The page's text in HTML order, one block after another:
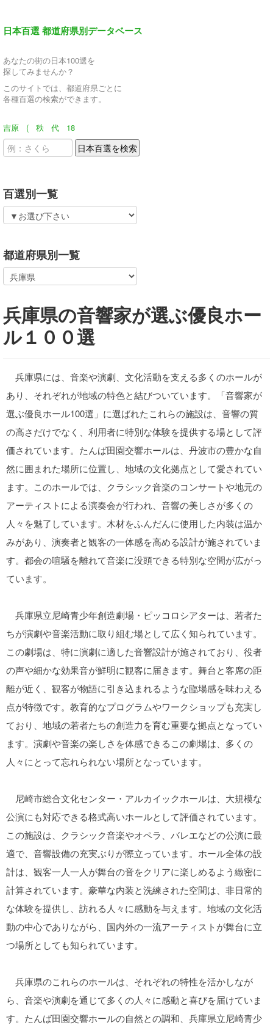
日本百選 都道府県別データベース
あなたの街の日本100選を
探してみませんか？
このサイトでは、都道府県ごとに
各種百選の検索ができます。
吉原 ( 秩 代 18
百選別一覧
都道府県別一覧
兵庫県の音響家が選ぶ優良ホー
ル１００選
兵庫県には、音楽や演劇、文化活動を支える多くのホールが
あり、それぞれが地域の特色と結びついています。「音響家が
選ぶ優良ホール100選」に選ばれたこれらの施設は、音響の質
の高さだけでなく、利用者に特別な体験を提供する場として評
価されています。たんば田園交響ホールは、丹波市の豊かな自
然に囲まれた場所に位置し、地域の文化拠点として愛されてい
ます。このホールでは、クラシック音楽のコンサートや地元の
アーティストによる演奏会が行われ、音響の美しさが多くの
人々を魅了しています。木材をふんだんに使用した内装は温か
みがあり、演奏者と観客の一体感を高める設計が施されていま
す。都会の喧騒を離れて音楽に没頭できる特別な空間が広がっ
ています。
兵庫県立尼崎青少年創造劇場・ピッコロシアターは、若者た
ちが演劇や音楽活動に取り組む場として広く知られています。
この劇場は、特に演劇に適した音響設計が施されており、役者
の声や細かな効果音が鮮明に観客に届きます。舞台と客席の距
離が近く、観客が物語に引き込まれるような臨場感を味わえる
点が特徴です。教育的なプログラムやワークショップも充実し
ており、地域の若者たちの創造力を育む重要な拠点となってい
ます。演劇や音楽の楽しさを体感できるこの劇場は、多くの
人々にとって忘れられない場所となっています。
尼崎市総合文化センター・アルカイックホールは、大規模な
公演にも対応できる格式高いホールとして評価されています。
この施設は、クラシック音楽やオペラ、バレエなどの公演に最
適で、音響設備の充実ぶりが際立っています。ホール全体の設
計は、観客一人一人が舞台の音をクリアに楽しめるよう緻密に
計算されています。豪華な内装と洗練された空間は、非日常的
な体験を提供し、訪れる人々に感動を与えます。地域の文化活
動の中心でありながら、国内外の一流アーティストが舞台に立
つ場所としても知られています。
兵庫県のこれらのホールは、それぞれの特性を活かしなが
ら、音楽や演劇を通じて多くの人々に感動と喜びを届けていま
す。たんば田園交響ホールの自然との調和、兵庫県立尼崎青少